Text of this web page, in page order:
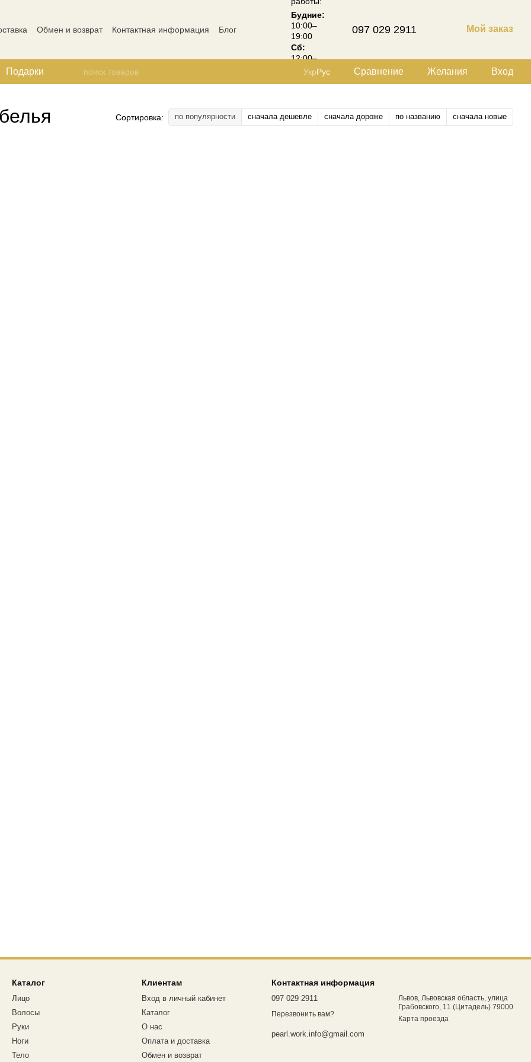
Обмен и возврат Контактная информация
Блог
Будние:
10:00–
19:00
Сб:
12:00–
18:00
097 029 2911 Мой заказ
Подарки УкрРус Сравнение Желания Вход
Сортировка: по популярности сначала дешевле сначала дороже по названию сначала новые
Каталог
Лицо
Волосы
Руки
Ноги
Тело
Клиентам
Вход в личный кабинет
Каталог
О нас
Оплата и доставка
Обмен и возврат
Контактная информация
097 029 2911
Перезвонить вам?
pearl.work.info@gmail.com
Львов, Львовская область, улица
Грабовского, 11 (Цитадель) 79000
Карта проезда